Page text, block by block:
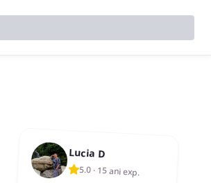
Lucia D
5.0 · 15 ani exp.